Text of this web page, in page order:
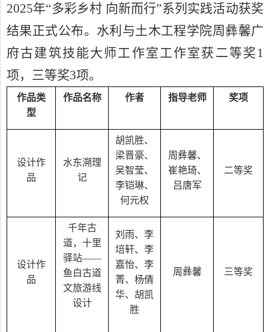
2025年“多彩乡村 向新而行”系列实践活动获奖
结果正式公布。水利与土木工程学院周彝馨广
府古建筑技能大师工作室工作室获二等奖 1
项，三等奖3项。
作品类
型
作品名称 作者 指导老师 奖项
设计作
品
水东溯理
记
胡凯胜、
梁晋豪、
吴智莹、
李铠琳、
何元权
周彝馨、
崔艳琦、
吕唐军
二等奖
设计作
品
千年古
道，十里
驿站——
鱼白古道
文旅游线
设计
刘雨、李
培轩、李
嘉怡、李
菁、杨倩
华、胡凯
胜
周彝馨 三等奖